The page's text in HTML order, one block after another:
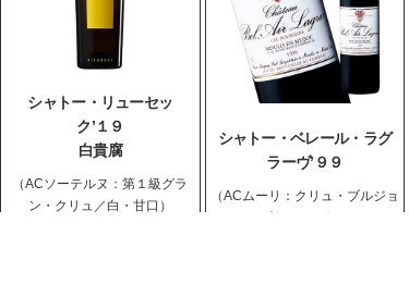
シャトー・リューセッ
ク’１９
白貴腐
（ACソーテルヌ：第１級グラ
ン・クリュ／白・甘口）
シャトー・ベレール・ラグ
ラーヴ’９９
（ACムーリ：クリュ・ブルジョ